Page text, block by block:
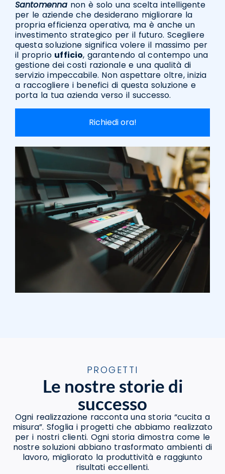
Santomenna non è solo una scelta intelligente
per le aziende che desiderano migliorare la
propria efficienza operativa, ma è anche un
investimento strategico per il futuro. Scegliere
questa soluzione significa volere il massimo per
il proprio ufficio, garantendo al contempo una
gestione dei costi razionale e una qualità di
servizio impeccabile. Non aspettare oltre, inizia
a raccogliere i benefici di questa soluzione e
porta la tua azienda verso il successo.
Richiedi ora!
PROGETTI
Le nostre storie di
successo
Ogni realizzazione racconta una storia “cucita a
misura”. Sfoglia i progetti che abbiamo realizzato
per i nostri clienti. Ogni storia dimostra come le
nostre soluzioni abbiano trasformato ambienti di
lavoro, migliorato la produttività e raggiunto
risultati eccellenti.